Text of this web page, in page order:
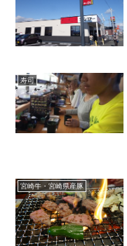
寿司
宮崎牛・宮崎県産豚